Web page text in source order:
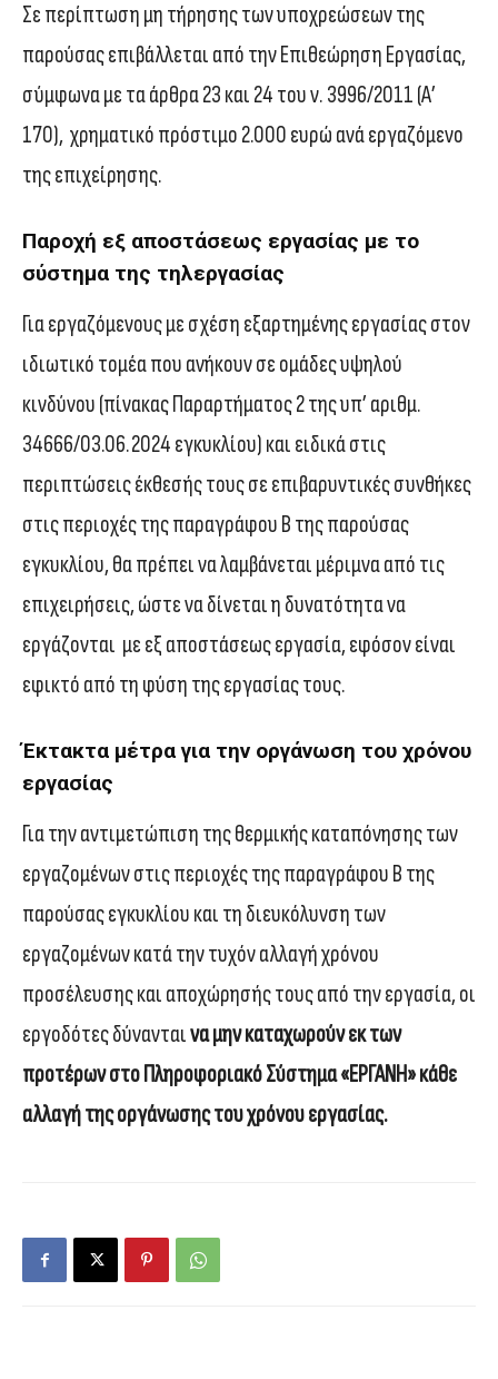
Σε περίπτωση μη τήρησης των υποχρεώσεων της
παρούσας επιβάλλεται από την Επιθεώρηση Εργασίας,
σύμφωνα με τα άρθρα 23 και 24 του ν. 3996/2011 (Α’
170), χρηματικό πρόστιμο 2.000 ευρώ ανά εργαζόμενο
της επιχείρησης.
Παροχή εξ αποστάσεως εργασίας με το
σύστημα της τηλεργασίας
Για εργαζόμενους με σχέση εξαρτημένης εργασίας στον
ιδιωτικό τομέα που ανήκουν σε ομάδες υψηλού
κινδύνου (πίνακας Παραρτήματος 2 της υπ’ αριθμ.
34666/03.06.2024 εγκυκλίου) και ειδικά στις
περιπτώσεις έκθεσής τους σε επιβαρυντικές συνθήκες
στις περιοχές της παραγράφου Β της παρούσας
εγκυκλίου, θα πρέπει να λαμβάνεται μέριμνα από τις
επιχειρήσεις, ώστε να δίνεται η δυνατότητα να
εργάζονται με εξ αποστάσεως εργασία, εφόσον είναι
εφικτό από τη φύση της εργασίας τους.
Έκτακτα μέτρα για την οργάνωση του χρόνου
εργασίας
Για την αντιμετώπιση της θερμικής καταπόνησης των
εργαζομένων στις περιοχές της παραγράφου Β της
παρούσας εγκυκλίου και τη διευκόλυνση των
εργαζομένων κατά την τυχόν αλλαγή χρόνου
προσέλευσης και αποχώρησής τους από την εργασία, οι
εργοδότες δύνανταινα μην καταχωρούν εκ των
προτέρων στο Πληροφοριακό Σύστημα «ΕΡΓΑΝΗ»κάθε
αλλαγή της οργάνωσης του χρόνου εργασίας.